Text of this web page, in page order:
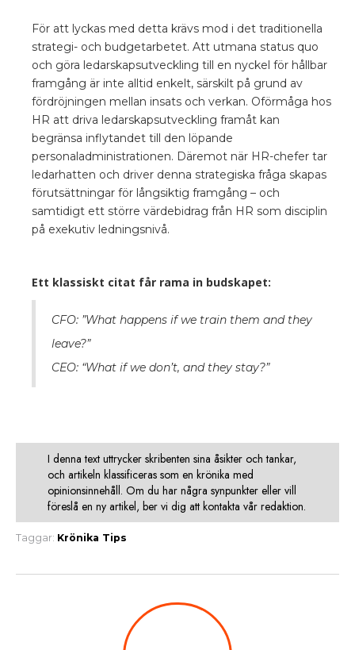
För att lyckas med detta krävs mod i det traditionella
strategi- och budgetarbetet. Att utmana status quo
och göra ledarskapsutveckling till en nyckel för hållbar
framgång är inte alltid enkelt, särskilt på grund av
fördröjningen mellan insats och verkan. Oförmåga hos
HR att driva ledarskapsutveckling framåt kan
begränsa inflytandet till den löpande
personaladministrationen. Däremot när HR-chefer tar
ledarhatten och driver denna strategiska fråga skapas
förutsättningar för långsiktig framgång – och
samtidigt ett större värdebidrag från HR som disciplin
på exekutiv ledningsnivå.
Ett klassiskt citat får rama in budskapet:
CFO: ”What happens if we train them and they
leave?”
CEO: “What if we don’t, and they stay?”
I denna text uttrycker skribenten sina åsikter och tankar,
och artikeln klassificeras som en krönika med
opinionsinnehåll. Om du har några synpunkter eller vill
föreslå en ny artikel, ber vi dig att kontakta vår redaktion.
Taggar: Krönika Tips